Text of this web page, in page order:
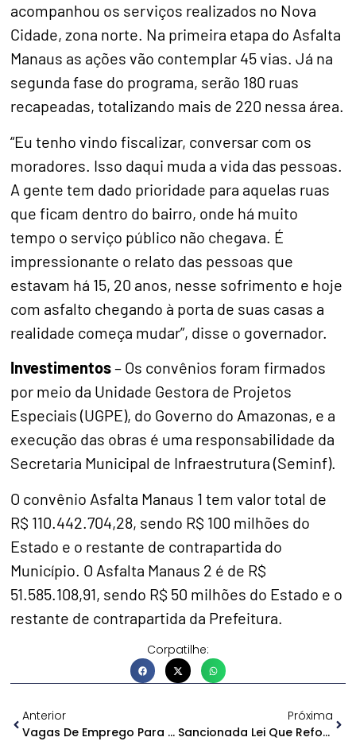
acompanhou os serviços realizados no Nova
Cidade, zona norte. Na primeira etapa do Asfalta
Manaus as ações vão contemplar 45 vias. Já na
segunda fase do programa, serão 180 ruas
recapeadas, totalizando mais de 220 nessa área.
“Eu tenho vindo fiscalizar, conversar com os
moradores. Isso daqui muda a vida das pessoas.
A gente tem dado prioridade para aquelas ruas
que ficam dentro do bairro, onde há muito
tempo o serviço público não chegava. É
impressionante o relato das pessoas que
estavam há 15, 20 anos, nesse sofrimento e hoje
com asfalto chegando à porta de suas casas a
realidade começa mudar”, disse o governador.
Investimentos– Os convênios foram firmados
por meio da Unidade Gestora de Projetos
Especiais (UGPE), do Governo do Amazonas, e a
execução das obras é uma responsabilidade da
Secretaria Municipal de Infraestrutura (Seminf).
O convênio Asfalta Manaus 1 tem valor total de
R$ 110.442.704,28, sendo R$ 100 milhões do
Estado e o restante de contrapartida do
Município. O Asfalta Manaus 2 é de R$
51.585.108,91, sendo R$ 50 milhões do Estado e o
restante de contrapartida da Prefeitura.
Corpatilhe:
Anterior
Vagas De Emprego Para PcDs Serão Priorizadas Pela Prefeitura De Manaus E O Ministério Do Trabalho
Próxima
Sancionada Lei Que Reforça Medidas De Segurança Em Unidades Hospitalares No AM